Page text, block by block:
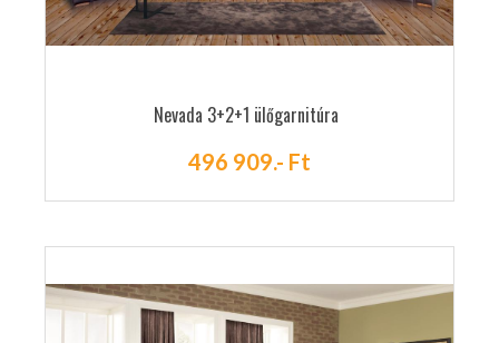
Nevada 3+2+1 ülőgarnitúra
496 909.- Ft